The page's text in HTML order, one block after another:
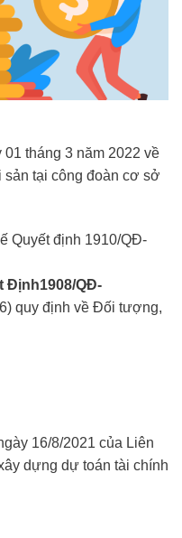
tháng 3 năm 2022 về
sản tại công đoàn cơ sở
Quyết định 1910/QĐ-
Định1908/QĐ-
quy định về Đối tượng,
16/8/2021 của Liên
dựng dự toán tài chính